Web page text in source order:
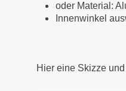
oder Material:
Innenwinkel
Hier eine Skizze